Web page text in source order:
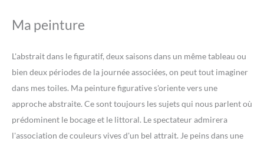
t
i
d
t
s
o
u
t
s
Ma peinture
L'abstrait dans le figuratif, deux saisons dans un même tableau ou
bien deux périodes de la journée associées, on peut tout imaginer
dans mes toiles. Ma peinture figurative s'oriente vers une
approche abstraite. Ce sont toujours les sujets qui nous parlent où
prédominent le bocage et le littoral. Le spectateur admirera
l'association de couleurs vives d'un bel attrait. Je peins dans une